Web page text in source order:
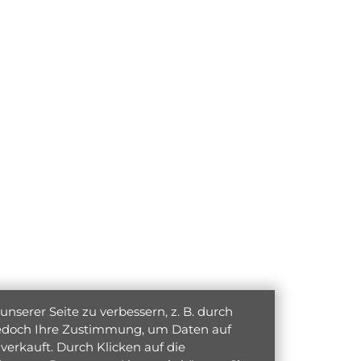
Seite zu verbessern, z. B. durch
Ihre Zustimmung, um Daten auf
Durch Klicken auf die